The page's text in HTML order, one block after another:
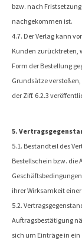
bzw. nach
nachgekommen ist.
4.7. Der Verlag kann
Kunden zurücktreten,
Form der Bestellung
Grundsätze
der Ziff. 6.2.3
5.
5.1. Bestandteil des
Bestellschein bzw. die
ihrer Wirksamkeit
5.2.
Auftragsbestätigung
sich um Einträge in ein